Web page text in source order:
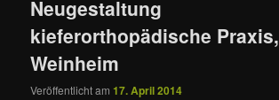
Neugestaltung
kieferorthopädische Praxis,
Weinheim
Veröffentlicht am17. April 2014